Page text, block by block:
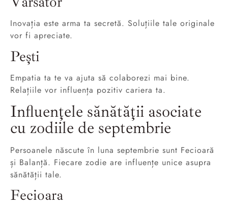
Inovația este arma ta secretă. Soluțiile tale originale
vor fi apreciate.
Pești
Empatia ta te va ajuta să colaborezi mai bine.
Relațiile vor influența pozitiv cariera ta.
Influențele sănătății asociate
cu zodiile de septembrie
Persoanele născute în luna septembrie sunt Fecioară
și Balanță. Fiecare zodie are influențe unice asupra
sănătății tale.
Fecioara